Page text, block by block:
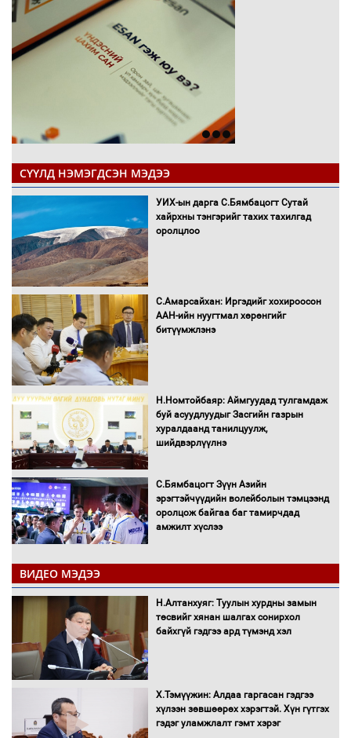
СҮҮЛД НЭМЭГДСЭН МЭДЭЭ
УИХ-ын дарга С.Бямбацогт Сутай
хайрхны тэнгэрийг тахих тахилгад
оролцлоо
С.Амарсайхан: Иргэдийг хохироосон
ААН-ийн нуугтмал хөрөнгийг
битүүмжлэнэ
Н.Номтойбаяр: Аймгуудад тулгамдаж
буй асуудлуудыг Засгийн газрын
хуралдаанд танилцуулж,
шийдвэрлүүлнэ
С.Бямбацогт Зүүн Азийн
эрэгтэйчүүдийн волейболын тэмцээнд
оролцож байгаа баг тамирчдад
амжилт хүслээ
Автобензин, дизель түлшний онцгой
албан татварыг тэглэлээ
Санхүүгийн хэмнэлтийн горимд эрүүл
мэндийн салбар хамаарахгүй
ВИДЕО МЭДЭЭ
Н.Алтанхуяг: Туулын хурдны замын
төсвийг хянан шалгах сонирхол
байхгүй гэдгээ ард түмэнд хэл
Х.Тэмүүжин: Алдаа гаргасан гэдгээ
хүлээн зөвшөөрөх хэрэгтэй. Хүн гүтгэх
гэдэг уламжлалт гэмт хэрэг